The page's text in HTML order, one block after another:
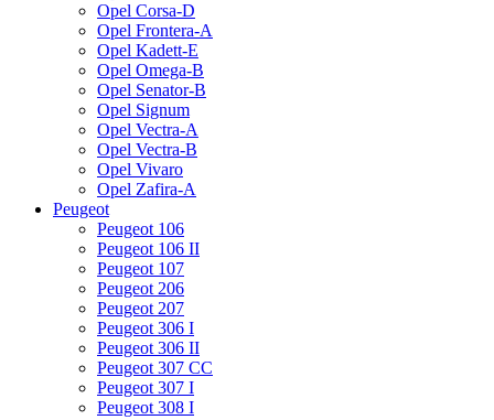
Opel Corsa-D
Opel Frontera-A
Opel Kadett-E
Opel Omega-B
Opel Senator-B
Opel Signum
Opel Vectra-A
Opel Vectra-B
Opel Vivaro
Opel Zafira-A
Peugeot
Peugeot 106
Peugeot 106 II
Peugeot 107
Peugeot 206
Peugeot 207
Peugeot 306 I
Peugeot 306 II
Peugeot 307 CC
Peugeot 307 I
Peugeot 308 I